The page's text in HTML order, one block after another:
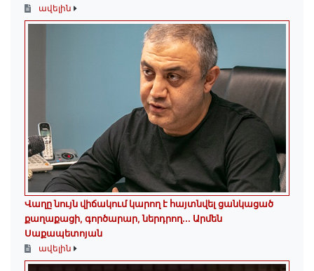
ավելին
Վաղը նույն վիճակում կարող է հայտնվել ցանկացած
քաղաքացի, գործարար, ներդրող.․․ Արմեն
Սաքապետոյան
ավելին